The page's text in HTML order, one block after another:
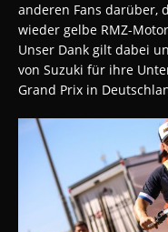
anderen Fans darüber,
wieder gelbe RMZ-
Unser Dank gilt dabei
von Suzuki für ihre
Grand Prix in